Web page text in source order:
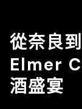
從奈良
Elmer
酒盛宴